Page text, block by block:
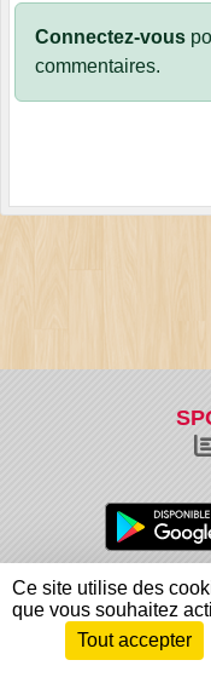
Connectez-vous
commentaires.
Charte
Informations légales
Envie de participer ?
Ce site utilise des
que vous souhaitez
Tout accepter